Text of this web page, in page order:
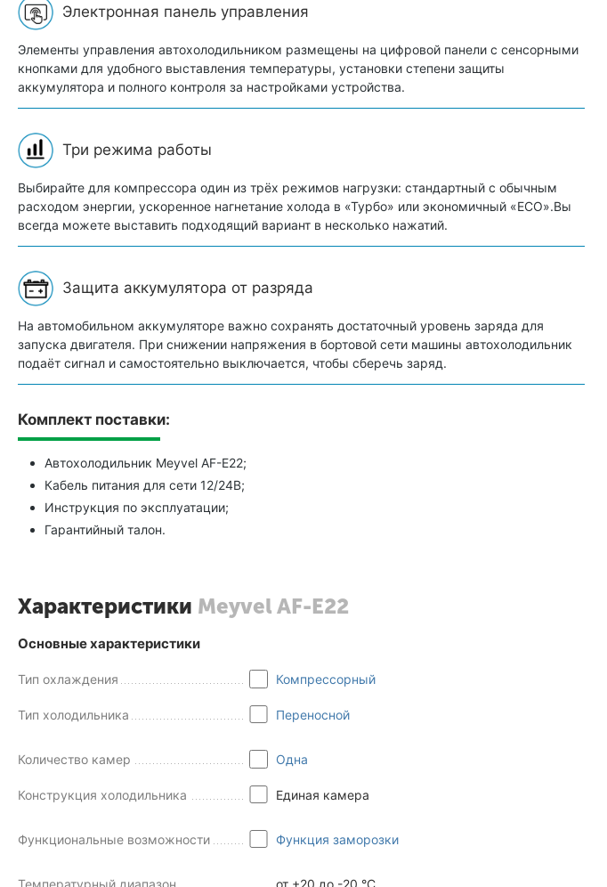
Электронная панель управления
Элементы управления автохолодильником размещены на цифровой панели с сенсорными
кнопками для удобного выставления температуры, установки степени защиты
аккумулятора и полного контроля за настройками устройства.
Три режима работы
Выбирайте для компрессора один из трёх режимов нагрузки: стандартный с обычным
расходом энергии, ускоренное нагнетание холода в «Турбо» или экономичный «ECO».Вы
всегда можете выставить подходящий вариант в несколько нажатий.
Защита аккумулятора от разряда
На автомобильном аккумуляторе важно сохранять достаточный уровень заряда для
запуска двигателя. При снижении напряжения в бортовой сети машины автохолодильник
подаёт сигнал и самостоятельно выключается, чтобы сберечь заряд.
Комплект поставки:
Автохолодильник Meyvel AF-E22;
Кабель питания для сети 12/24В;
Инструкция по эксплуатации;
Гарантийный талон.
Характеристики Meyvel AF-E22
Основные характеристики
Тип охлаждения Компрессорный
Тип холодильника Переносной
Количество камер Одна
Конструкция холодильника Единая камера
Функциональные возможности Функция заморозки
Температурный диапазон от +20 до -20 °C